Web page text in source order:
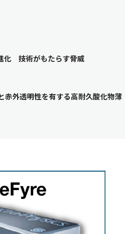
化 技術がもたらす脅威
赤外透明性を有する高耐久酸化物薄